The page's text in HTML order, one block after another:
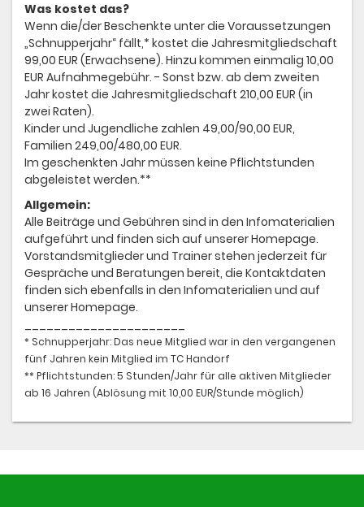
Was kostet das?
Wenn die/der Beschenkte unter die Voraussetzungen
„Schnupperjahr“ fällt,* kostet die Jahresmitgliedschaft
99,00 EUR (Erwachsene). Hinzu kommen einmalig 10,00
EUR Aufnahmegebühr. - Sonst bzw. ab dem zweiten
Jahr kostet die Jahresmitgliedschaft 210,00 EUR (in
zwei Raten).
Kinder und Jugendliche zahlen 49,00/90,00 EUR,
Familien 249,00/480,00 EUR.
Im geschenkten Jahr müssen keine Pflichtstunden
abgeleistet werden.**
Allgemein:
Alle Beiträge und Gebühren sind in den Infomaterialien
aufgeführt und finden sich auf unserer Homepage.
Vorstandsmitglieder und Trainer stehen jederzeit für
Gespräche und Beratungen bereit, die Kontaktdaten
finden sich ebenfalls in den Infomaterialien und auf
unserer Homepage.
* Schnupperjahr: Das neue Mitglied war in den vergangenen
fünf Jahren kein Mitglied im TC Handorf
** Pflichtstunden: 5 Stunden/Jahr für alle aktiven Mitglieder
ab 16 Jahren (Ablösung mit 10,00 EUR/Stunde möglich)